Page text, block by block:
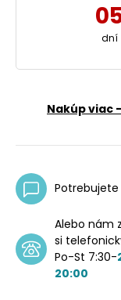
dní
Nakúp viac
Alebo nám
si
Po-St 7:30-
20:00